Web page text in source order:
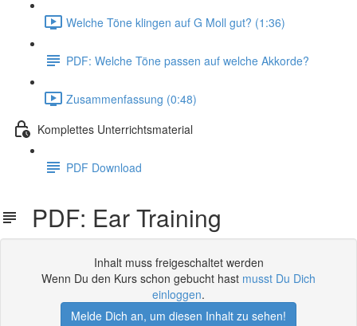
Welche Töne klingen auf G Moll gut? (1:36)
PDF: Welche Töne passen auf welche Akkorde?
Zusammenfassung (0:48)
Komplettes Unterrichtsmaterial
PDF Download
PDF: Ear Training
Inhalt muss freigeschaltet werden
Wenn Du den Kurs schon gebucht hast musst Du Dich
einloggen.
Melde Dich an, um diesen Inhalt zu sehen!